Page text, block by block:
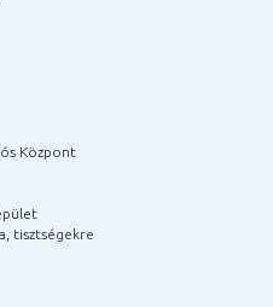
Központ
tisztségekre